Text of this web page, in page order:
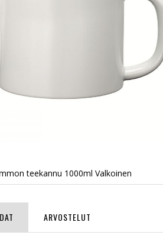
teekannu 1000ml Valkoinen
ARVOSTELUT